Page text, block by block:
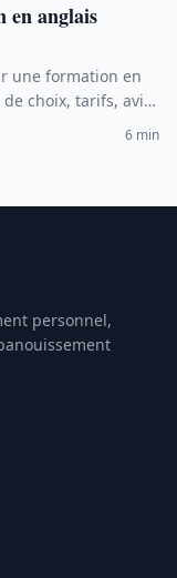
en anglais
une formation en
choix, tarifs, avis
6 min
personnel,